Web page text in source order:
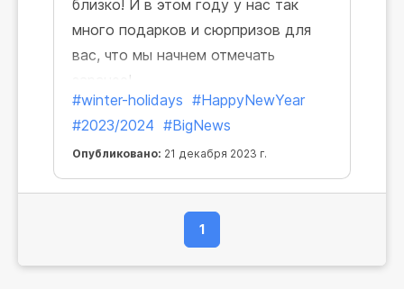
близко! И в этом году у нас так
много подарков и сюрпризов для
вас, что мы начнем отмечать
заранее!
#winter-holidays #HappyNewYear
#2023/2024 #BigNews
Опубликовано: 21 декабря 2023 г.
1